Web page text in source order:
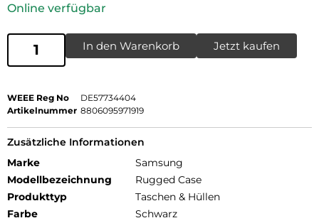
Online verfügbar
In den Warenkorb Jetzt kaufen
WEEE Reg No
DE57734404
Artikelnummer 8806095971919
Zusätzliche Informationen
Marke
Samsung
Modellbezeichnung
Rugged Case
Produkttyp
Taschen & Hüllen
Farbe
Schwarz